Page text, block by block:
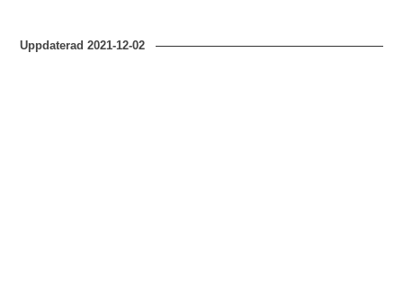
Uppdaterad2021-12-02